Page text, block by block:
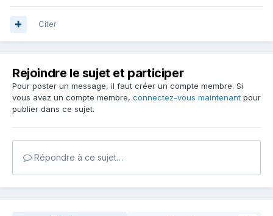
Citer
Rejoindre le sujet et participer
Pour poster un message, il faut créer un compte membre. Si
vous avez un compte membre, connectez-vous maintenant pour
publier dans ce sujet.
Répondre à ce sujet…